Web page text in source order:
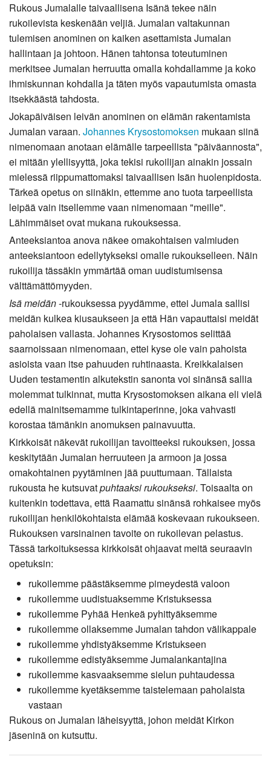
Rukous Jumalalle taivaallisena Isänä tekee näin
rukoilevista keskenään veljiä. Jumalan valtakunnan
tulemisen anominen on kaiken asettamista Jumalan
hallintaan ja johtoon. Hänen tahtonsa toteutuminen
merkitsee Jumalan herruutta omalla kohdallamme ja koko
ihmiskunnan kohdalla ja täten myös vapautumista omasta
itsekkäästä tahdosta.
Jokapäiväisen leivän anominen on elämän rakentamista
Jumalan varaan. Johannes Krysostomoksen mukaan siinä
nimenomaan anotaan elämälle tarpeellista "päiväannosta",
ei mitään ylellisyyttä, joka tekisi rukoilijan ainakin jossain
mielessä riippumattomaksi taivaallisen Isän huolenpidosta.
Tärkeä opetus on siinäkin, ettemme ano tuota tarpeellista
leipää vain itsellemme vaan nimenomaan "meille".
Lähimmäiset ovat mukana rukouksessa.
Anteeksiantoa anova näkee omakohtaisen valmiuden
anteeksiantoon edellytykseksi omalle rukoukselleen. Näin
rukoilija tässäkin ymmärtää oman uudistumisensa
välttämättömyyden.
Isä meidän-rukouksessa pyydämme, ettei Jumala sallisi
meidän kulkea kiusaukseen ja että Hän vapauttaisi meidät
paholaisen vallasta. Johannes Krysostomos selittää
saarnoissaan nimenomaan, ettei kyse ole vain pahoista
asioista vaan itse pahuuden ruhtinaasta. Kreikkalaisen
Uuden testamentin alkutekstin sanonta voi sinänsä sallia
molemmat tulkinnat, mutta Krysostomoksen aikana eli vielä
edellä mainitsemamme tulkintaperinne, joka vahvasti
korostaa tämänkin anomuksen painavuutta.
Kirkkoisät näkevät rukoilijan tavoitteeksi rukouksen, jossa
keskitytään Jumalan herruuteen ja armoon ja jossa
omakohtainen pyytäminen jää puuttumaan. Tällaista
rukousta he kutsuvatpuhtaaksi rukoukseksi. Toisaalta on
kuitenkin todettava, että Raamattu sinänsä rohkaisee myös
rukoilijan henkilökohtaista elämää koskevaan rukoukseen.
Rukouksen varsinainen tavoite on rukoilevan pelastus.
Tässä tarkoituksessa kirkkoisät ohjaavat meitä seuraavin
opetuksin:
rukoilemme päästäksemme pimeydestä valoon
rukoilemme uudistuaksemme Kristuksessa
rukoilemme Pyhää Henkeä pyhittyäksemme
rukoilemme ollaksemme Jumalan tahdon välikappale
rukoilemme yhdistyäksemme Kristukseen
rukoilemme edistyäksemme Jumalankantajina
rukoilemme kasvaaksemme sielun puhtaudessa
rukoilemme kyetäksemme taistelemaan paholaista
vastaan
Rukous on Jumalan läheisyyttä, johon meidät Kirkon
jäseninä on kutsuttu.